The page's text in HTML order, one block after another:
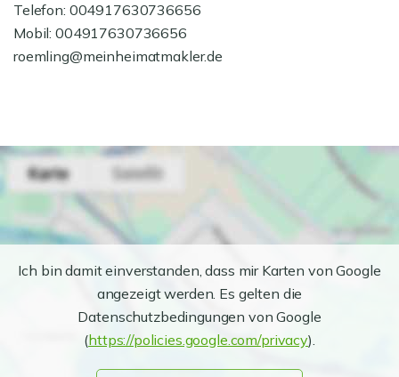
Telefon: 004917630736656
Mobil: 004917630736656
roemling@meinheimatmakler.de
Ich bin damit einverstanden, dass mir Karten von Google
angezeigt werden. Es gelten die
Datenschutzbedingungen von Google
(https://policies.google.com/privacy).